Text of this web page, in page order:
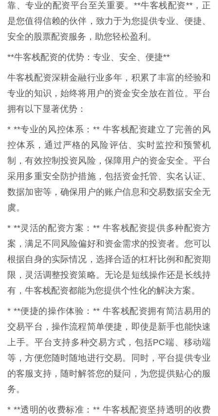
靠、专业的配资平台至关重要。**牛客栈配资**，正
是您值得信赖的伙伴，致力于为您提供专业、便捷、
安全的股票配资服务，助您轻松盈利。
**牛客栈配资的优势：专业、安全、便捷**
牛客栈配资深耕金融行业多年，积累了丰富的经验和
专业的知识，始终将用户的资金安全放在首位。平台
拥有以下显著优势：
* **专业的风控体系：** 牛客栈配资建立了完善的风
控体系，通过严格的风险评估、实时监控和预警机
制，有效控制投资风险，保障用户的资金安全。平台
采用多重安全防护措施，包括资金托管、实名认证、
数据加密等，确保用户的账户信息和交易数据安全无
虞。
* **灵活的配资方案：** 牛客栈配资提供多种配资方
案，满足不同风险偏好和资金需求的投资者。您可以
根据自身的实际情况，选择合适的杠杆比例和配资期
限，灵活调整投资策略。无论是短线操作还是长线持
有，牛客栈配资都能为您提供个性化的解决方案。
* **便捷的操作体验：** 牛客栈配资拥有简洁易用的
交易平台，操作流程简单便捷，即使是新手也能快速
上手。平台支持多种交易方式，包括PC端、移动端
等，方便您随时随地进行交易。同时，平台提供专业
的客服支持，随时解答您的疑问，为您提供贴心的服
务。
* **透明的收费标准：** 牛客栈配资坚持透明的收费